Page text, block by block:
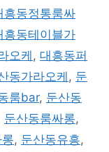
흥동정통룸싸
흥동테이블가
오케 , 대흥동퍼
동가라오케 , 둔
룸bar, 둔산동
둔산동룸싸롱,
, 둔산동유흥,